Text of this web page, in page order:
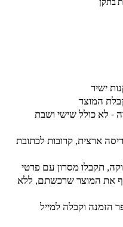
בתקן
ישיר
15-20 ימי עבודה - לא כולל שישי ושבת
ארצית, קרובות לכתובת
תקבלו מסרון עם פרטי
את המוצר שרכשתם, ללא
וקבלה למייל